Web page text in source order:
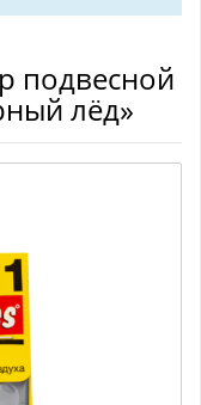
подвесной
лёд»